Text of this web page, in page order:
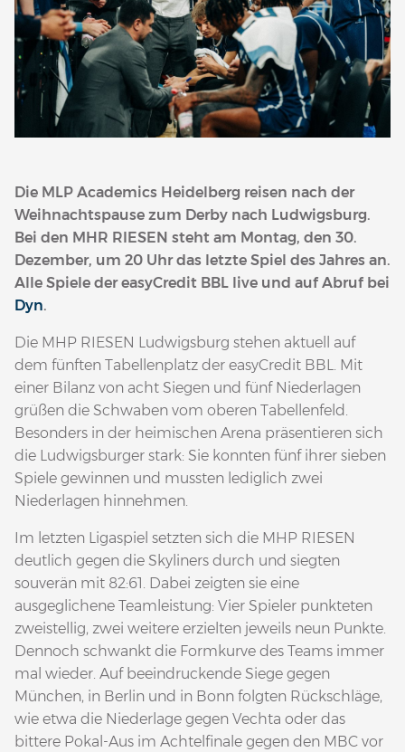
Die MLP Academics Heidelberg reisen nach der
Weihnachtspause zum Derby nach Ludwigsburg.
Bei den MHR RIESEN steht am Montag, den 30.
Dezember, um 20 Uhr das letzte Spiel des Jahres an.
Alle Spiele der easyCredit BBL live und auf Abruf bei
Dyn.
Die MHP RIESEN Ludwigsburg stehen aktuell auf
dem fünften Tabellenplatz der easyCredit BBL. Mit
einer Bilanz von acht Siegen und fünf Niederlagen
grüßen die Schwaben vom oberen Tabellenfeld.
Besonders in der heimischen Arena präsentieren sich
die Ludwigsburger stark: Sie konnten fünf ihrer sieben
Spiele gewinnen und mussten lediglich zwei
Niederlagen hinnehmen.
Im letzten Ligaspiel setzten sich die MHP RIESEN
deutlich gegen die Skyliners durch und siegten
souverän mit 82:61. Dabei zeigten sie eine
ausgeglichene Teamleistung: Vier Spieler punkteten
zweistellig, zwei weitere erzielten jeweils neun Punkte.
Dennoch schwankt die Formkurve des Teams immer
mal wieder. Auf beeindruckende Siege gegen
München, in Berlin und in Bonn folgten Rückschläge,
wie etwa die Niederlage gegen Vechta oder das
bittere Pokal-Aus im Achtelfinale gegen den MBC vor